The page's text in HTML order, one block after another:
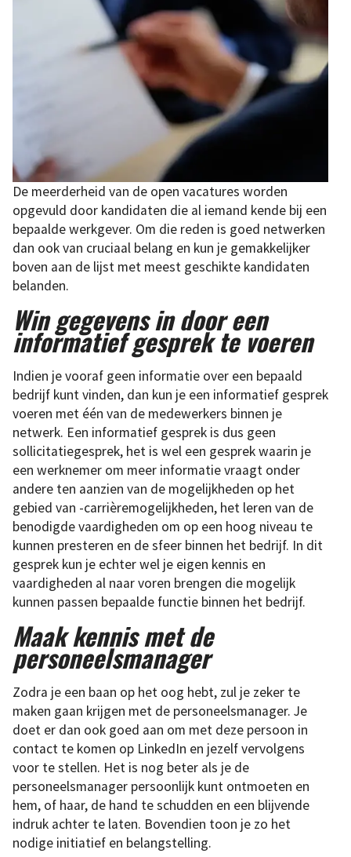
De meerderheid van de open vacatures worden
opgevuld door kandidaten die al iemand kende bij een
bepaalde werkgever. Om die reden is goed netwerken
dan ook van cruciaal belang en kun je gemakkelijker
boven aan de lijst met meest geschikte kandidaten
belanden.
Win gegevens in door een
informatief gesprek te voeren
Indien je vooraf geen informatie over een bepaald
bedrijf kunt vinden, dan kun je een informatief gesprek
voeren met één van de medewerkers binnen je
netwerk. Een informatief gesprek is dus geen
sollicitatiegesprek, het is wel een gesprek waarin je
een werknemer om meer informatie vraagt onder
andere ten aanzien van de mogelijkheden op het
gebied van -carrièremogelijkheden, het leren van de
benodigde vaardigheden om op een hoog niveau te
kunnen presteren en de sfeer binnen het bedrijf. In dit
gesprek kun je echter wel je eigen kennis en
vaardigheden al naar voren brengen die mogelijk
kunnen passen bepaalde functie binnen het bedrijf.
Maak kennis met de
personeelsmanager
Zodra je een baan op het oog hebt, zul je zeker te
maken gaan krijgen met de personeelsmanager. Je
doet er dan ook goed aan om met deze persoon in
contact te komen op LinkedIn en jezelf vervolgens
voor te stellen. Het is nog beter als je de
personeelsmanager persoonlijk kunt ontmoeten en
hem, of haar, de hand te schudden en een blijvende
indruk achter te laten. Bovendien toon je zo het
nodige initiatief en belangstelling.